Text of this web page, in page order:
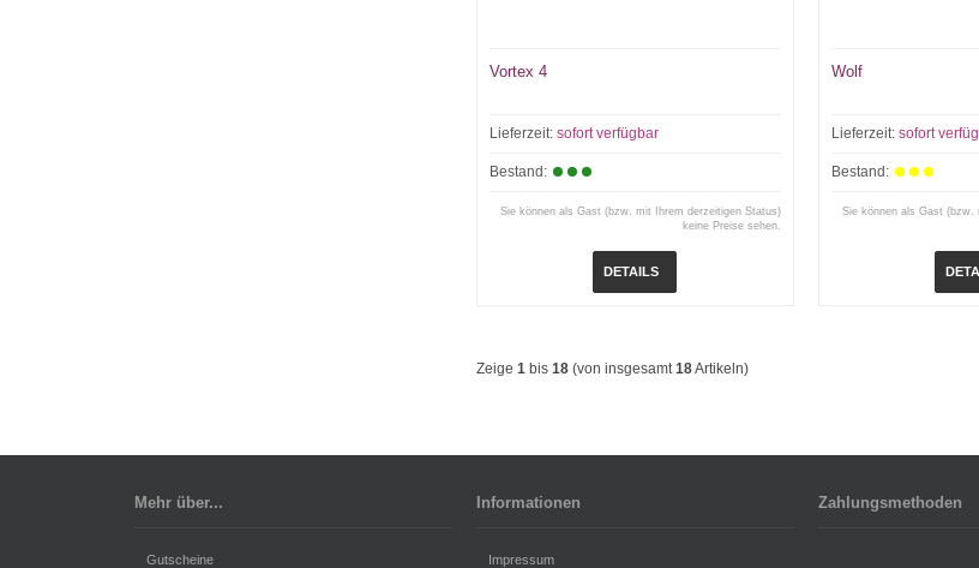
Vortex 4
Lieferzeit: sofort verfügbar
Bestand:
Sie können als Gast (bzw. mit Ihrem derzeitigen Status)
keine Preise sehen.
DETAILS
Wolf
Lieferzeit: sofort
Bestand:
Sie können als Gast (bzw.
Zeige 1 bis 18 (von insgesamt18Artikeln)
Mehr über...
Gutscheine
Informationen
Impressum
Zahlungsmethoden